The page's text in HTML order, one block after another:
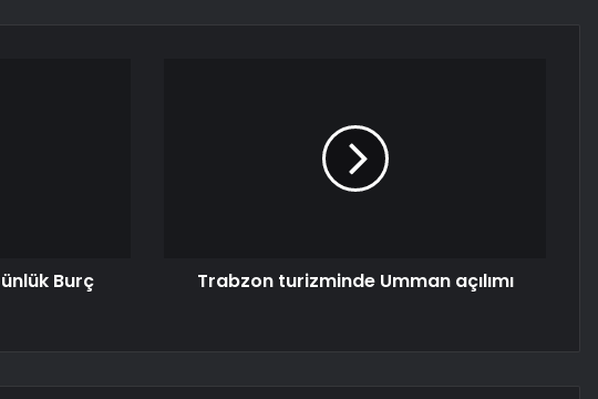
Burç
Trabzon turizminde Umman açılımı